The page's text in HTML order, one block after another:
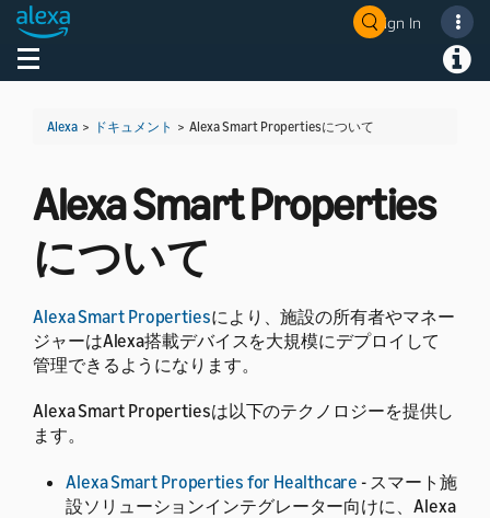
Sign In
Toggle navigation
Alexa > ドキュメント > Alexa Smart Propertiesについて
Alexa Smart Properties
について
Alexa Smart Propertiesにより、施設の所有者やマネー
ジャーはAlexa搭載デバイスを大規模にデプロイして
管理できるようになります。
Alexa Smart Propertiesは以下のテクノロジーを提供し
ます。
Alexa Smart Properties for Healthcare - スマート施
設ソリューションインテグレーター向けに、Alexa
Welcome! Ask the DevAssistant